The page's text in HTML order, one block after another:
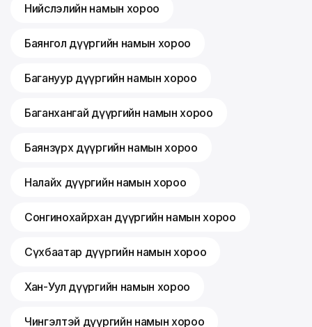
Нийслэлийн намын хороо
Баянгол дүүргийн намын хороо
Багануур дүүргийн намын хороо
Баганхангай дүүргийн намын хороо
Баянзүрх дүүргийн намын хороо
Налайх дүүргийн намын хороо
Сонгинохайрхан дүүргийн намын хороо
Сүхбаатар дүүргийн намын хороо
Хан-Уул дүүргийн намын хороо
Чингэлтэй дүүргийн намын хороо